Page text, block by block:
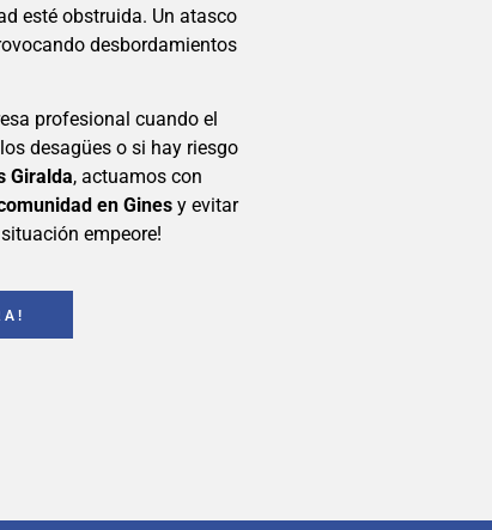
esté obstruida. Un atasco
desbordamientos
profesional cuando el
desagües o si hay riesgo
Giralda, actuamos con
en Gines y evitar
empeore!